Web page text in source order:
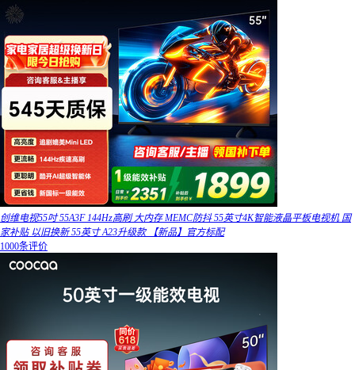
创维电视55吋 55A3F 144Hz高刷 大内存 MEMC防抖 55英寸4K智能液晶平板电视机 国
家补贴 以旧换新 55英寸 A23升级款 【新品】官方标配
1000条评价